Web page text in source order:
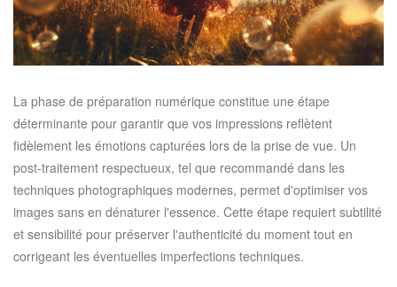
La phase de préparation numérique constitue une étape
déterminante pour garantir que vos impressions reflètent
fidèlement les émotions capturées lors de la prise de vue. Un
post-traitement respectueux, tel que recommandé dans les
techniques photographiques modernes, permet d'optimiser vos
images sans en dénaturer l'essence. Cette étape requiert subtilité
et sensibilité pour préserver l'authenticité du moment tout en
corrigeant les éventuelles imperfections techniques.